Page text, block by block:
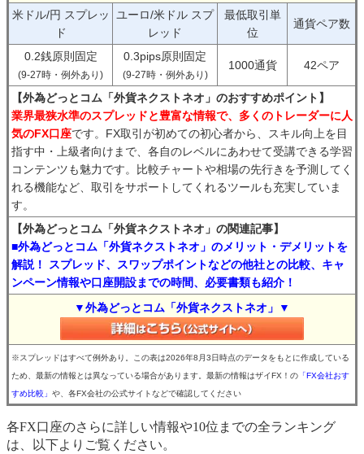
米ドル/円 スプレッ
ド
ユーロ/米ドル スプ
レッド
最低取引単
位
通貨ペア数
0.2銭原則固定
(9-27時・例外あり)
0.3pips原則固定
(9-27時・例外あり)
1000通貨 42ペア
【外為どっとコム「外貨ネクストネオ」のおすすめポイント】
業界最狭水準のスプレッドと豊富な情報で、多くのトレーダーに人
気のFX口座です。FX取引が初めての初心者から、スキル向上を目
指す中・上級者向けまで、各自のレベルにあわせて受講できる学習
コンテンツも魅力です。比較チャートや相場の先行きを予測してく
れる機能など、取引をサポートしてくれるツールも充実していま
す。
【外為どっとコム「外貨ネクストネオ」の関連記事】
■外為どっとコム「外貨ネクストネオ」のメリット・デメリットを
解説！ スプレッド、スワップポイントなどの他社との比較、キャ
ンペーン情報や口座開設までの時間、必要書類も紹介！
▼外為どっとコム「外貨ネクストネオ」▼
※スプレッドはすべて例外あり。この表は2026年8月3日時点のデータをもとに作成している
ため、最新の情報とは異なっている場合があります。最新の情報はザイFX！の 「FX会社おす
すめ比較」 や、各FX会社の公式サイトなどで確認してください
各FX口座のさらに詳しい情報や10位までの全ランキング
は、以下よりご覧ください。